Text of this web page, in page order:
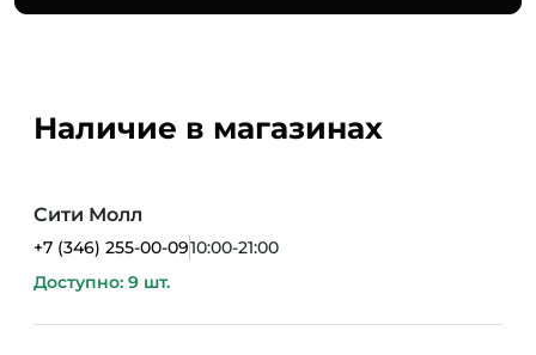
Наличие в магазинах
Сити Молл
+7 (346) 255-00-0910:00-21:00
Доступно: 9 шт.